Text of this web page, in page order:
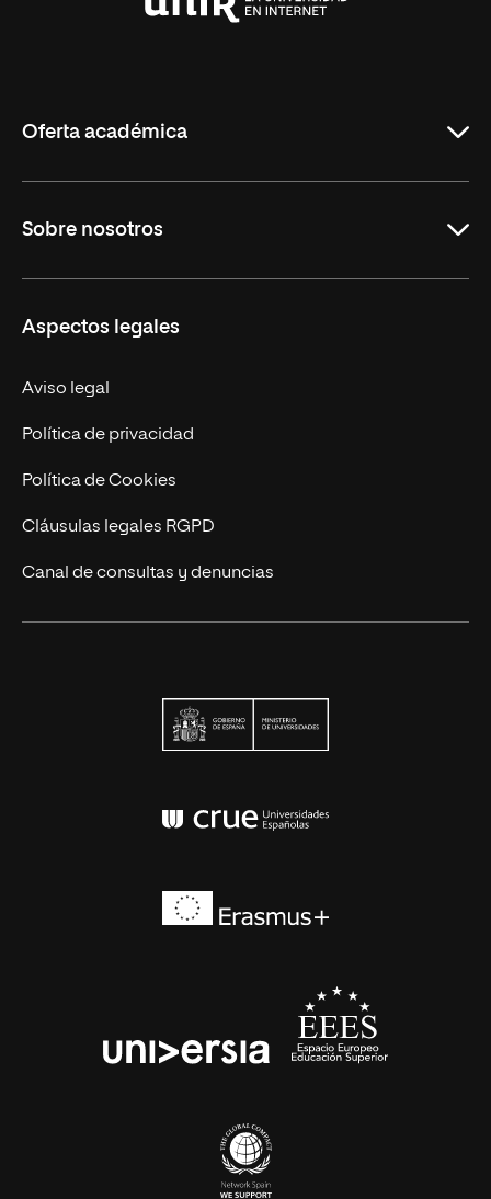
Oferta académica
Maestrías
Sobre nosotros
Trabaja en UNIR
Actualidad
Contacto
Aspectos legales
Aviso legal
Política de privacidad
Política de Cookies
Cláusulas legales RGPD
Canal de consultas y denuncias
Conferencia de
universia